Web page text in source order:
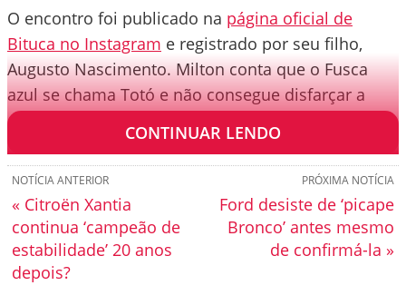
O encontro foi publicado na página oficial de
Bituca no Instagram e registrado por seu filho,
Augusto Nascimento. Milton conta que o Fusca
azul se chama Totó e não consegue disfarçar a
alegria perto do carro.
CONTINUAR LENDO
PRÓXIMA NOTÍCIA
Ford desiste de ‘picape
Bronco’ antes mesmo
de confirmá-la »
NOTÍCIA ANTERIOR
« Citroën Xantia
continua ‘campeão de
estabilidade’ 20 anos
depois?